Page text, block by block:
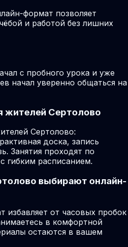
формат позволяет
и работой без лишних
с пробного урока и уже
начал уверенно общаться на
жителей Сертолово
Сертолово:
доска, запись
Занятия проходят по
гибким расписанием.
выбирают онлайн-
избавляет от часовых пробок
в комфортной
остаются в вашем